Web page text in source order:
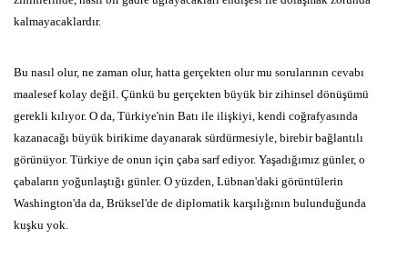
kalmayacaklardır.
Bu nasıl olur, ne zaman olur, hatta gerçekten olur mu sorularının cevabı
maalesef kolay değil. Çünkü bu gerçekten büyük bir zihinsel dönüşümü
gerekli kılıyor. O da, Türkiye'nin Batı ile ilişkiyi, kendi coğrafyasında
kazanacağı büyük birikime dayanarak sürdürmesiyle, birebir bağlantılı
görünüyor. Türkiye de onun için çaba sarf ediyor. Yaşadığımız günler, o
çabaların yoğunlaştığı günler. O yüzden, Lübnan'daki görüntülerin
Washington'da da, Brüksel'de de diplomatik karşılığının bulunduğunda
kuşku yok.